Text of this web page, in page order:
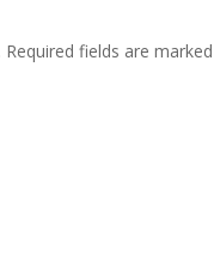
Required fields are marked